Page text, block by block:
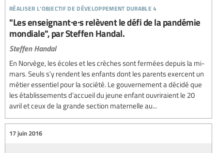
réaliser l’objectif de développement durable 4
"Les enseignant∙e∙s relèvent le défi de la pandémie
mondiale", par Steffen Handal.
Steffen Handal
En Norvège, les écoles et les crèches sont fermées depuis la mi-
mars. Seuls s’y rendent les enfants dont les parents exercent un
métier essentiel pour la société. Le gouvernement a décidé que
les établissements d’accueil du jeune enfant ouvriraient le 20
avril et ceux de la grande section maternelle au...
17 juin 2016